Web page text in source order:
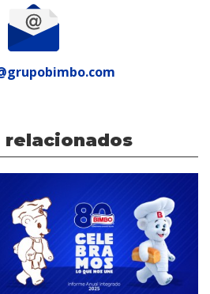
relacionados